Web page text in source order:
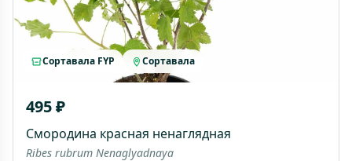
Сортавала FYP Сортавала
495 ₽
Смородина красная ненаглядная
Ribes rubrum Nenaglyadnaya